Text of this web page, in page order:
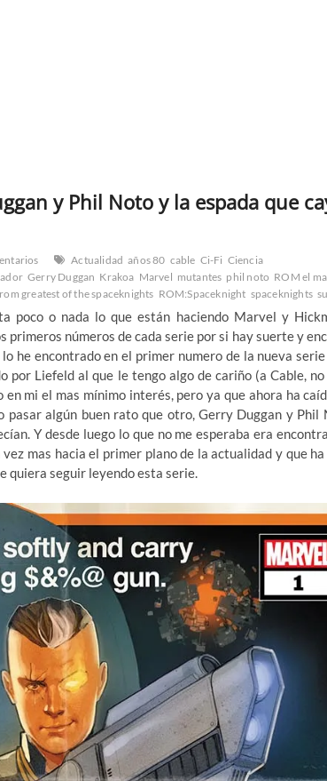
y Phil Noto y la espada que
Actualidad años 80 cable Ci-Fi Ciencia
Gerry Duggan Krakoa Marvel mutantes phil noto ROM el
rom greatest of the spaceknights ROM:Spaceknight spaceknights
poco o nada lo que están haciendo Marvel y
primeros números de cada serie por si hay suerte y
he encontrado en el primer numero de la nueva serie
por Liefeld al que le tengo algo de cariño (a Cable,
mi el mas mínimo interés, pero ya que ahora ha
pasar algún buen rato que otro, Gerry Duggan y Phil
Y desde luego lo que no me esperaba era
mas hacia el primer plano de la actualidad y que
quiera seguir leyendo esta serie.